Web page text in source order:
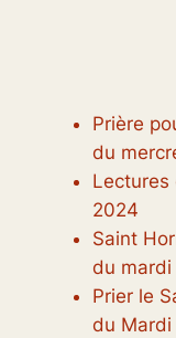
Prière
du
2024
Saint
du
Prier le
du